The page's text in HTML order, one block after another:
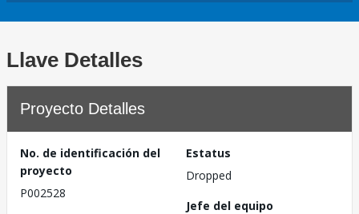
Llave Detalles
Proyecto Detalles
No. de identificación del
proyecto
P002528
Estatus
Dropped
Jefe del equipo